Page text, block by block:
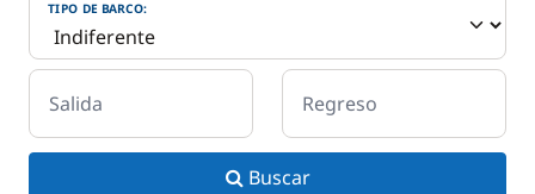
TIPO DE BARCO:
Salida Regreso
Buscar